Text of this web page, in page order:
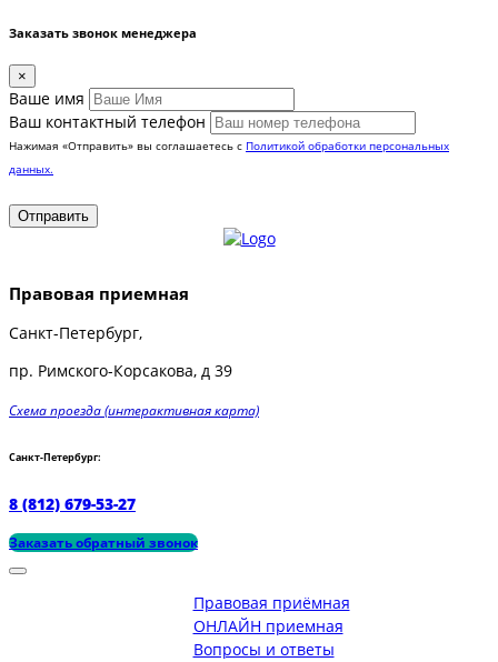
Заказать звонок менеджера
×
Вашe имя
Ваш контактный телефон
Нажимая «Отправить» вы соглашаетесь с Политикой обработки персональных
данных.
Правовая приемная
Санкт-Петербург,
пр. Римского-Корсакова, д 39
Схема проезда (интерактивная карта)
Санкт-Петербург:
8 (812) 679-53-27
Заказать обратный звонок
Правовая приёмная
ОНЛАЙН приемная
Вопросы и ответы